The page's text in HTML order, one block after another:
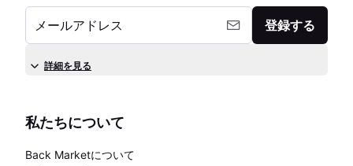
メールアドレス 登録する
詳細を見る
私たちについて
Back Marketについて